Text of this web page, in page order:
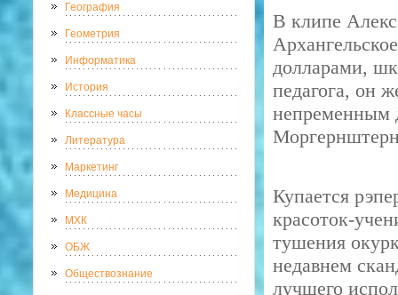
География
Геометрия
Информатика
История
Классные часы
Литература
Маркетинг
Медицина
МХК
ОБЖ
Обществознание
В клипе
долларами,
педагога, он
непременным
Купается
красоток-
тушения
недавнем
лучшего